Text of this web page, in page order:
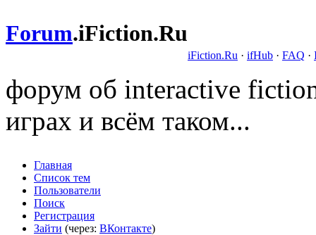
Forum.iFiction.Ru
iFiction.Ru · ifHub · FAQ ·
форум об interactive
играх и всём таком...
Главная
Список тем
Пользователи
Поиск
Регистрация
Зайти (через: ВКонтакте)